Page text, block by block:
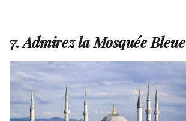
7. Admirez la Mosquée Bleue